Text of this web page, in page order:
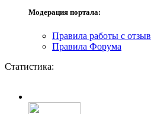
Модерация портала:
Правила работы с
Правила Форума
Статистика: